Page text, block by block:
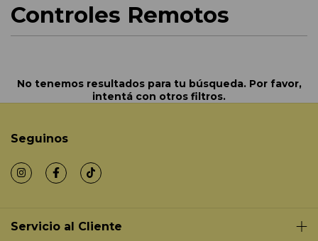
Controles Remotos
No tenemos resultados para tu búsqueda. Por favor,
intentá con otros filtros.
Seguinos
Servicio al Cliente